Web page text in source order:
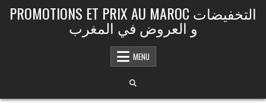
PROMOTIONS ET PRIX AU MAROC التخفيضات
و العروض في المغرب
MENU